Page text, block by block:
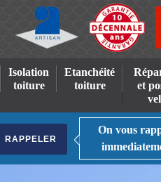
Isolation
toiture
Etanchéité
toiture
et
On vous